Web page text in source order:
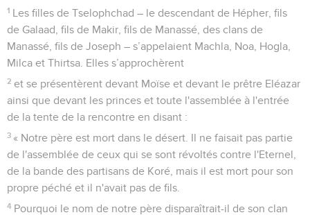
1 Les filles de Tselophchad – le descendant de Hépher, fils
de Galaad, fils de Makir, fils de Manassé, des clans de
Manassé, fils de Joseph – s’appelaient Machla, Noa, Hogla,
Milca et Thirtsa. Elles s’approchèrent
2 et se présentèrent devant Moïse et devant le prêtre Eléazar
ainsi que devant les princes et toute l'assemblée à l'entrée
de la tente de la rencontre en disant :
3 « Notre père est mort dans le désert. Il ne faisait pas partie
de l'assemblée de ceux qui se sont révoltés contre l'Eternel,
de la bande des partisans de Koré, mais il est mort pour son
propre péché et il n'avait pas de fils.
4 Pourquoi le nom de notre père disparaîtrait-il de son clan